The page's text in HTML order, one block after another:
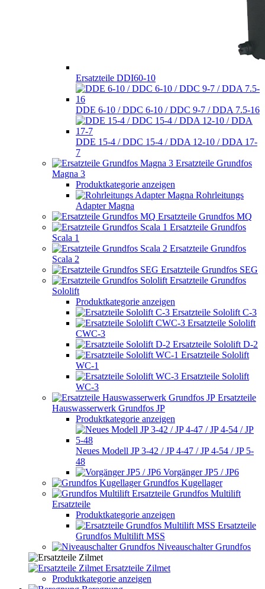
Ersatzteile DDI60-10
DDE 6-10 / DDC 6-10 / DDC 9-7 / DDA 7.5-16
DDE 15-4 / DDC 15-4 / DDA 12-10 / DDA 17-
7
Ersatzteile Grundfos
Magna 3
Produktkategorie anzeigen
Rohrleitungs
Adapter Magna
Ersatzteile Grundfos MQ
Ersatzteile Grundfos
Scala 1
Ersatzteile Grundfos
Scala 2
Ersatzteile Grundfos SEG
Ersatzteile Grundfos
Sololift
Produktkategorie anzeigen
Ersatzteile Sololift C-3
Ersatzteile Sololift
CWC-3
Ersatzteile Sololift D-2
Ersatzteile Sololift
WC-1
Ersatzteile Sololift
WC-3
Ersatzteile
Hauswasserwerk Grundfos JP
Produktkategorie anzeigen
Neues Modell JP 3-42 / JP 4-47 / JP 4-54 / JP 5-
48
Vorgänger JP5 / JP6
Grundfos Kugellager
Grundfos Multilift
Ersatzteile
Produktkategorie anzeigen
Ersatzteile
Grundfos Multilift MSS
Niveauschalter Grundfos
Ersatzteile Zilmet
Produktkategorie anzeigen